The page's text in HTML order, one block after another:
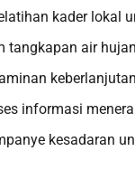
kader lokal
tangkapan air
informasi
kesadaran